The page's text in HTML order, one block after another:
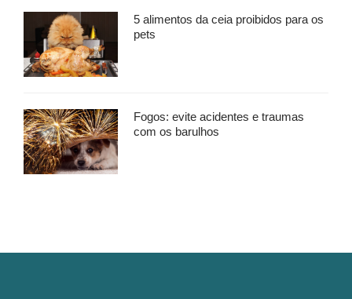
5 alimentos da ceia proibidos para os
pets
Fogos: evite acidentes e traumas
com os barulhos